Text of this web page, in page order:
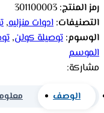
رمز المنتج: 301100003
التصنيفات: ادوات منزليه,
الوسوم: توصيلة كولن,
الموسم
مشاركة:
الوصف